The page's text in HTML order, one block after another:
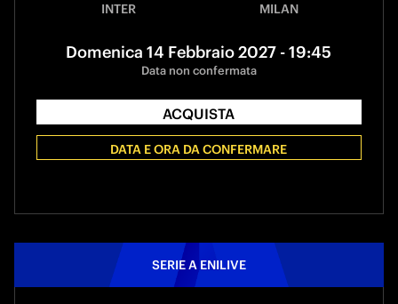
INTER
MILAN
Domenica 14 Febbraio 2027 - 19:45
Data non confermata
ACQUISTA
DATA E ORA DA CONFERMARE
SERIE A ENILIVE